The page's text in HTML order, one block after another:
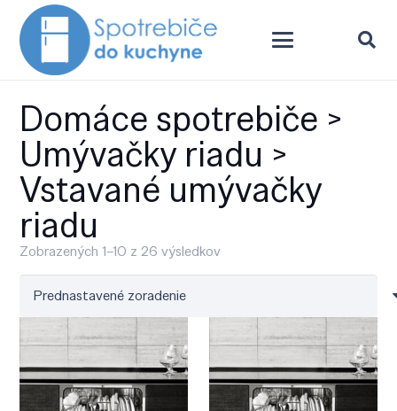
Domáce spotrebiče >
Umývačky riadu >
Vstavané umývačky
riadu
Zobrazených 1–10 z 26 výsledkov